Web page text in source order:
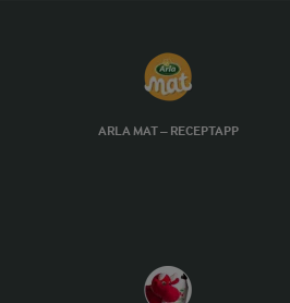
ARLA MAT – RECEPTAPP